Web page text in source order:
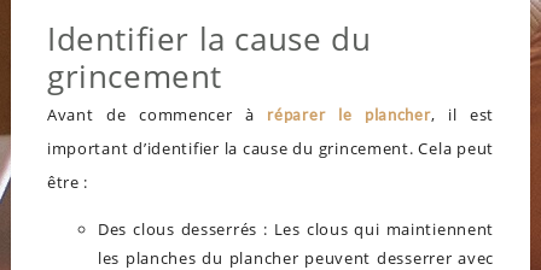
Identifier la cause du
grincement
Avant de commencer à réparer le plancher, il est
important d’identifier la cause du grincement.Cela peut
être :
Des clous desserrés : Les clous qui maintiennent
les planches du plancher peuvent desserrer avec